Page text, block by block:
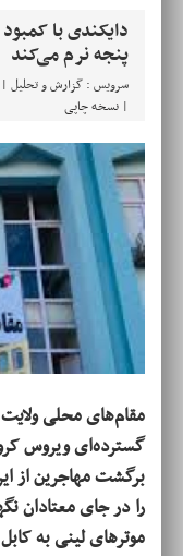
دایکندی با
پنجه نرم می‌کند
| نسخه چاپی
مقام‌های محلی ولایت
گسترده‌ای ویروس
برگشت مهاجرین از
را در جای معتادان
موترهای لینی به